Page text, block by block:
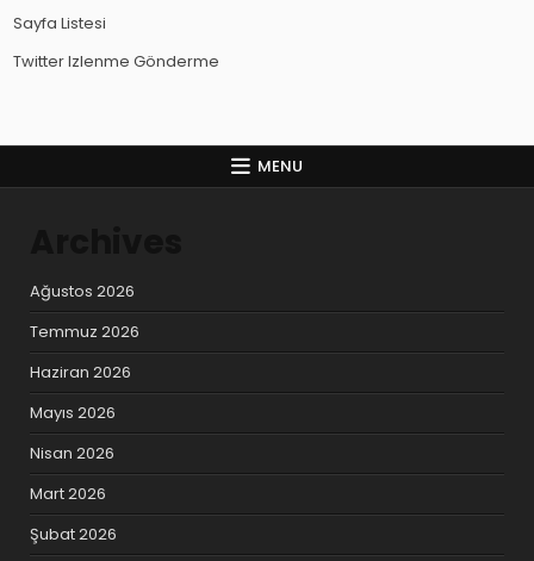
Sayfa Listesi
Twitter Izlenme Gönderme
MENU
Ağustos 2026
Temmuz 2026
Haziran 2026
Mayıs 2026
Nisan 2026
Mart 2026
Şubat 2026